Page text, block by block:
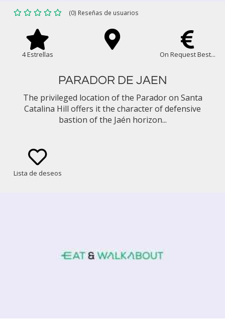
(0) Reseñas de usuarios
4 Estrellas On Request Best...
PARADOR DE JAEN
The privileged location of the Parador on Santa
Catalina Hill offers it the character of defensive
bastion of the Jaén horizon...
Lista de deseos